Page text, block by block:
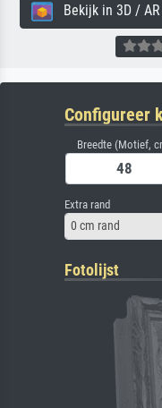
Bekijk in 3D / AR
Configureer
Breedte (Motief,
Extra rand
0 cm rand
Fotolijst